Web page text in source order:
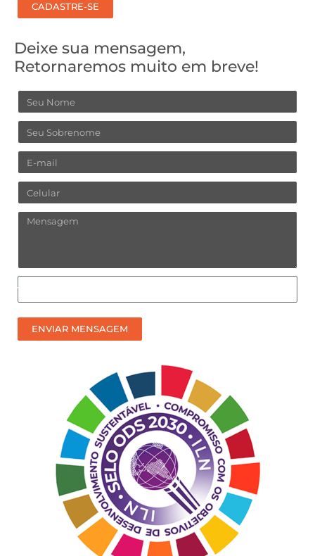
CADASTRE-SE
Deixe sua mensagem,
Retornaremos muito em breve!
Nome
Sobrenome
Email
Celular
Mensagem
Como
prefere
receber
nosso
ENVIAR MENSAGEM